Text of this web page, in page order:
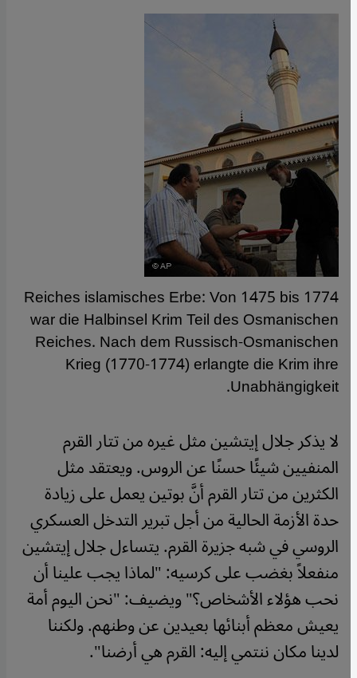
Reiches islamisches Erbe: Von 1475 bis 1774
war die Halbinsel Krim Teil des Osmanischen
Reiches. Nach dem Russisch-Osmanischen
Krieg (1770-1774) erlangte die Krim ihre
Unabhängigkeit.
لا يذكر جلال إيتشين مثل غيره من تتار القرم
المنفيين شيئًا حسنًا عن الروس. ويعتقد مثل
الكثرين من تتار القرم أنَّ بوتين يعمل على زيادة
حدة الأزمة الحالية من أجل تبرير التدخل العسكري
الروسي في شبه جزيرة القرم. يتساءل جلال إيتشين
منفعلاً بغضب على كرسيه: "لماذا يجب علينا أن
نحب هؤلاء الأشخاص؟" ويضيف: "نحن اليوم أمة
يعيش معظم أبنائها بعيدين عن وطنهم. ولكننا
لدينا مكان ننتمي إليه: القرم هي أرضنا".